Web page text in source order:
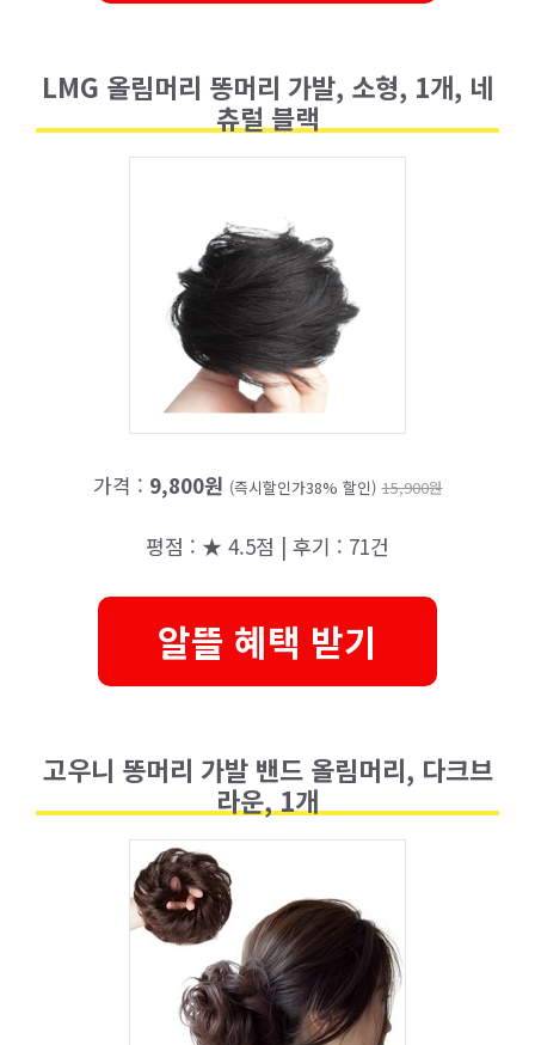
LMG 올림머리 똥머리 가발, 소형, 1개, 네
츄럴 블랙
가격 : 9,800원 (즉시할인가38% 할인) 15,900원
평점 : ★ 4.5점 | 후기 : 71건
알뜰 혜택 받기
고우니 똥머리 가발 밴드 올림머리, 다크브
라운, 1개